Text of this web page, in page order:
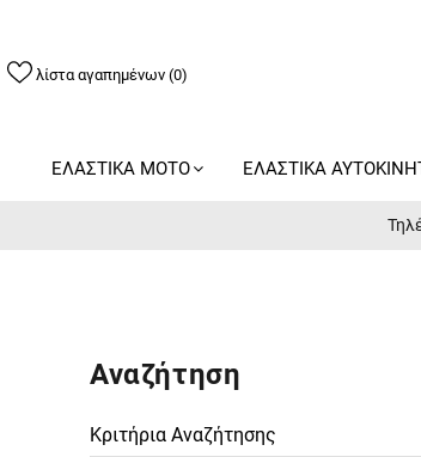
λίστα αγαπημένων (0)
ΕΛΑΣΤΙΚΑ ΜΟΤΟ ΕΛΑΣΤΙΚΑ
Αναζήτηση
Κριτήρια Αναζήτησης